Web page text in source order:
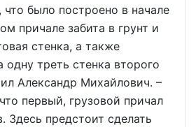
было построено в начале
причале забита в грунт и
стенка, а также
одну треть стенка второго
Александр Михайлович. –
первый, грузовой причал
Здесь предстоит сделать